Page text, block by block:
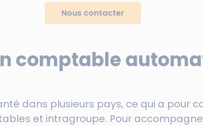
Nous contacter
comptable
dans plusieurs pays, ce qui a pour
et intragroupe. Pour